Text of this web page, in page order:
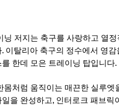
닝 저지는 축구를 사랑하고 열
이탈리아 축구의 정수에서 영
한데 모은 트레이닝 탑입니다.
처럼 움직이는 매끈한 실루엣
을 완성하고, 인터로크 패브릭